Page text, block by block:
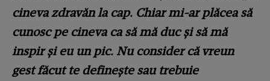
cineva zdravăn la cap. Chiar mi-ar plăcea să
cunosc pe cineva ca să mă duc și să mă
inspir și eu un pic. Nu consider că vreun
gest făcut te definește sau trebuie